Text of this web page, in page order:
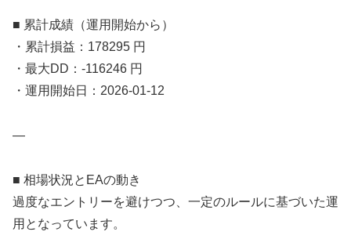
■ 累計成績（運用開始から）
・累計損益：178295 円
・最大DD：-116246 円
・運用開始日：2026-01-12
—
■ 相場状況とEAの動き
過度なエントリーを避けつつ、一定のルールに基づいた運
用となっています。